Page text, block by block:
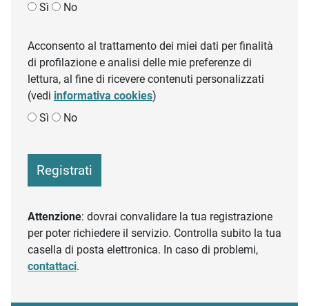
Sì
No
Acconsento al trattamento dei miei dati per finalità
di profilazione e analisi delle mie preferenze di
lettura, al fine di ricevere contenuti personalizzati
(vedi informativa cookies)
Sì
No
Registrati
Attenzione: dovrai convalidare la tua registrazione
per poter richiedere il servizio. Controlla subito la tua
casella di posta elettronica. In caso di problemi,
contattaci.